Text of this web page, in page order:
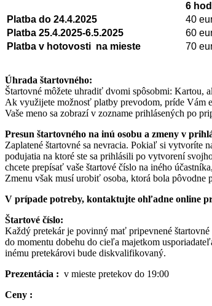
6 hod
Platba do 24.4.2025
40
Platba 25.4.2025-6.5.2025
60
Platba v hotovosti na mieste
70
Úhrada štartovného:
Štartovné môžete uhradiť dvomi spôsobmi: Kartou,
Ak využijete možnosť platby prevodom, príde Vám
Vaše meno sa zobrazí v zozname prihlásených po
Presun štartovného na inú osobu a zmeny v
Zaplatené štartovné sa nevracia. Pokiaľ si vytvoríte
podujatia na ktoré ste sa prihlásili po vytvorení
chcete prepísať vaše štartové číslo na iného
Zmenu však musí urobiť osoba, ktorá bola pôvodne
V prípade potreby, kontaktujte ohľadne online
Štartové číslo:
Každý pretekár je povinný mať pripevnené
do momentu dobehu do cieľa majetkom
inému pretekárovi bude diskvalifikovaný.
Prezentácia : v mieste pretekov do 19:00
Ceny :